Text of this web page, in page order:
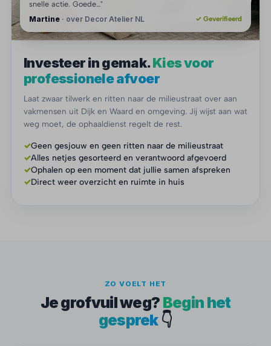
snelle actie. Goede…"
Martine · over Decor Atelier NL ✓ Geverifieerd
Investeer in gemak.Kies voor
professionele afvoer
Laat zwaar tilwerk en ritten naar de milieustraat over aan
vakmensen uit Dijk en Waard en omgeving. Jij wijst aan wat
weg moet, de ophaaldienst regelt de rest.
✓Geen gesjouw en geen ritten naar de milieustraat
✓Alles netjes gesorteerd en verantwoord afgevoerd
✓Ophalen op een moment dat jullie samen afspreken
✓Direct weer overzicht en ruimte in huis
ZO VOELT HET
Je grofvuil weg? Begin het
gesprek👇